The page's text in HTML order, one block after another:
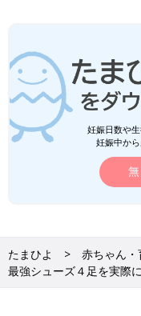
妊娠日数や
妊娠中か
たまひよ 赤ちゃん・
最強シューズ４足を実際